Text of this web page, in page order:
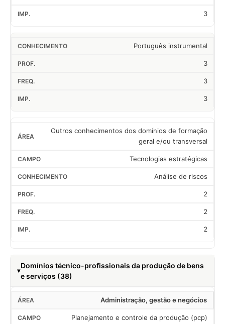
3
Português instrumental
3
3
3
Outros conhecimentos dos domínios de formação
geral e/ou transversal
Tecnologias estratégicas
Análise de riscos
2
2
2
Domínios técnico-profissionais da produção de bens
e serviços (38)
Administração, gestão e negócios
Planejamento e controle da produção (pcp)